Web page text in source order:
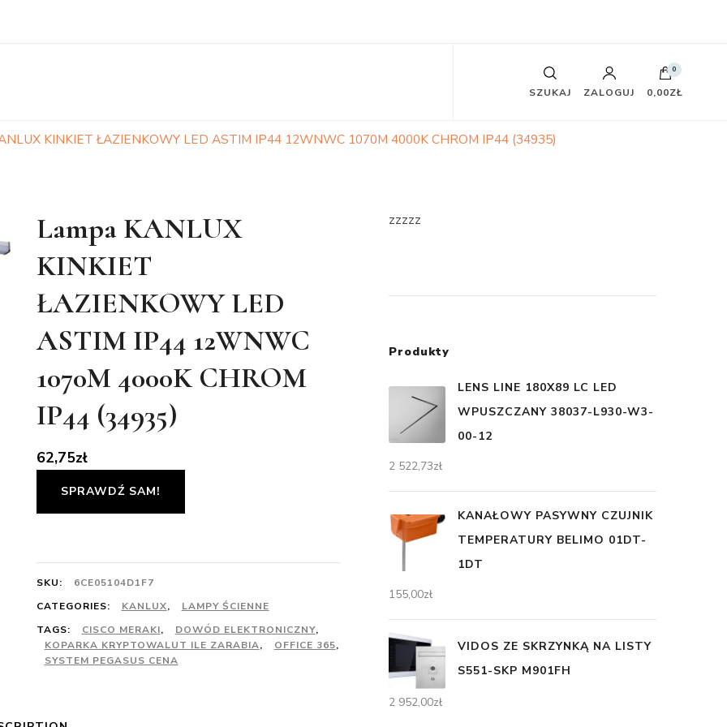
SZUKAJ ZALOGUJ
0
0,00ZŁ
KINKIET ŁAZIENKOWY LED ASTIM IP44 12WNWC 1070M 4000K CHROM IP44 (34935)
Lampa KANLUX
KINKIET
ŁAZIENKOWY LED
ASTIM IP44 12WNWC
1070M 4000K CHROM
IP44 (34935)
62,75zł
SPRAWDŹ SAM!
SKU:
6CE05104D1F7
CATEGORIES:
KANLUX,
LAMPY ŚCIENNE
TAGS:
CISCO MERAKI, DOWÓD ELEKTRONICZNY,
KOPARKA KRYPTOWALUT ILE ZARABIA, OFFICE 365,
SYSTEM PEGASUS CENA
zzzzz
Produkty
LENS LINE 180X89 LC LED
WPUSZCZANY 38037-L930-W3-
00-12
2 522,73zł
KANAŁOWY PASYWNY CZUJNIK
TEMPERATURY BELIMO 01DT-
1DT
155,00zł
VIDOS ZE SKRZYNKĄ NA LISTY
S551-SKP M901FH
2 952,00zł